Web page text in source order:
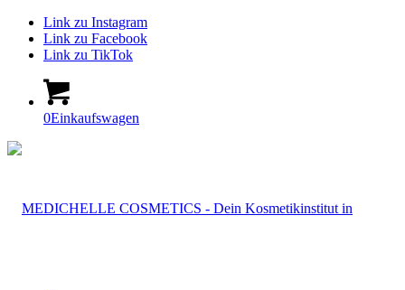
Link zu Instagram
Link zu Facebook
Link zu TikTok
0Einkaufswagen